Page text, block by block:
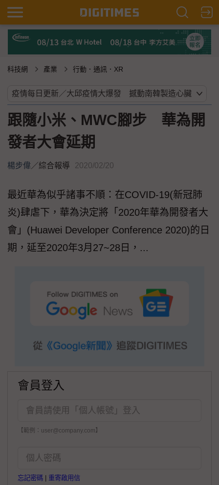
科技網 產業 行動．通訊．XR
跟隨小米、MWC腳步 華為開
發者大會延期
楊步偉／綜合報導 2020/02/20
最近華為似乎諸事不順：在COVID-19(新冠肺
炎)肆虐下，華為決定將「2020年華為開發者大
會」(Huawei Developer Conference 2020)的日
期，延至2020年3月27~28日，...
會員登入
【範例：user@company.com】
忘記密碼 重寄啟用信